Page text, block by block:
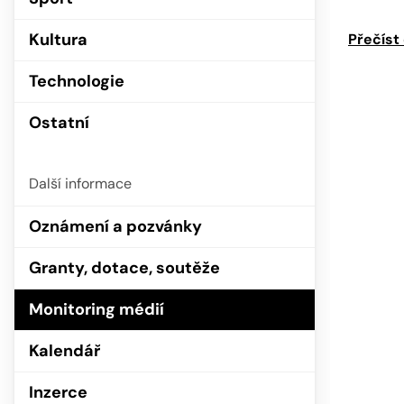
Kultura
Technologie
Ostatní
Další informace
Oznámení a pozvánky
Granty, dotace, soutěže
Monitoring médií
Kalendář
Inzerce
Přečíst